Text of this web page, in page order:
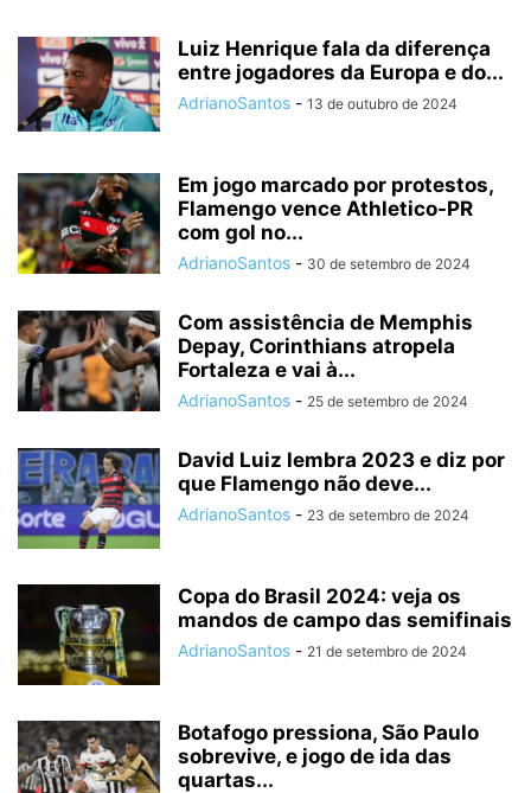
Luiz Henrique fala da diferença
entre jogadores da Europa e do...
AdrianoSantos - 13 de outubro de 2024
Em jogo marcado por protestos,
Flamengo vence Athletico-PR
com gol no...
AdrianoSantos - 30 de setembro de 2024
Com assistência de Memphis
Depay, Corinthians atropela
Fortaleza e vai à...
AdrianoSantos - 25 de setembro de 2024
David Luiz lembra 2023 e diz por
que Flamengo não deve...
AdrianoSantos - 23 de setembro de 2024
Copa do Brasil 2024: veja os
mandos de campo das semifinais
AdrianoSantos - 21 de setembro de 2024
Botafogo pressiona, São Paulo
sobrevive, e jogo de ida das
quartas...